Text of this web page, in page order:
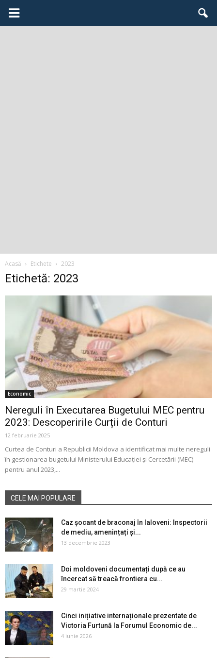
Acasă Etichete 2023
Etichetă: 2023
Economic
Nereguli în Executarea Bugetului MEC pentru
2023: Descoperirile Curții de Conturi
12 februarie 2025
Curtea de Conturi a Republicii Moldova a identificat mai multe nereguli
în gestionarea bugetului Ministerului Educației și Cercetării (MEC)
pentru anul 2023,...
CELE MAI POPULARE
Caz șocant de braconaj în Ialoveni: Inspectorii
de mediu, amenințați și...
13 decembrie 2023
Doi moldoveni documentați după ce au
încercat să treacă frontiera cu...
29 martie 2024
Cinci inițiative internaționale prezentate de
Victoria Furtună la Forumul Economic de...
4 iunie 2026